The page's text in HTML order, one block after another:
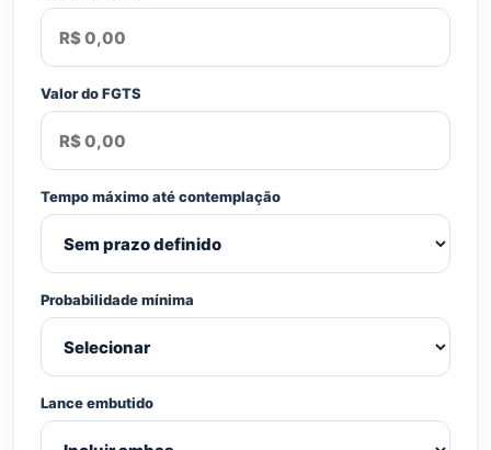
Valor do FGTS
Tempo máximo até contemplação
Probabilidade mínima
Lance embutido